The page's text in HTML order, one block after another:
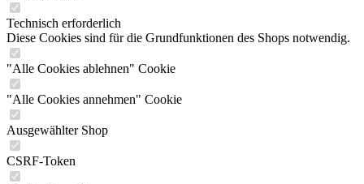
Technisch erforderlich
Diese Cookies sind für die Grundfunktionen des Shops notwendig.
"Alle Cookies ablehnen" Cookie
"Alle Cookies annehmen" Cookie
Ausgewählter Shop
CSRF-Token